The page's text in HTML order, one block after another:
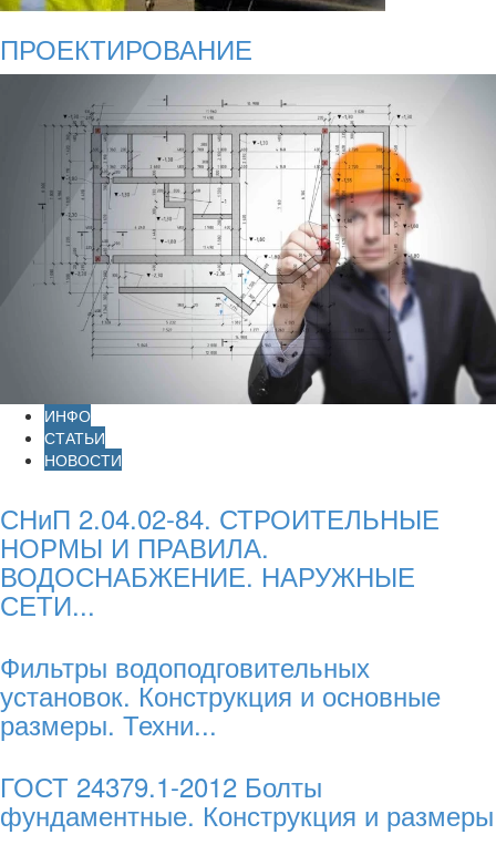
ПРОЕКТИРОВАНИЕ
ИНФО
СТАТЬИ
НОВОСТИ
СНиП 2.04.02-84. СТРОИТЕЛЬНЫЕ
НОРМЫ И ПРАВИЛА.
ВОДОСНАБЖЕНИЕ. НАРУЖНЫЕ
СЕТИ...
Фильтры водоподговительных
установок. Конструкция и основные
размеры. Техни...
ГОСТ 24379.1-2012 Болты
фундаментные. Конструкция и размеры